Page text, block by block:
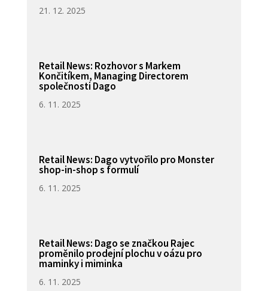
21. 12. 2025
Retail News: Rozhovor s Markem
Končitíkem, Managing Directorem
společnosti Dago
6. 11. 2025
Retail News: Dago vytvořilo pro Monster
shop-in-shop s formulí
6. 11. 2025
Retail News: Dago se značkou Rajec
proměnilo prodejní plochu v oázu pro
maminky i miminka
6. 11. 2025